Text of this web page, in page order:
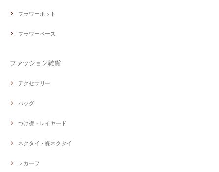
フラワーポット
フラワーベース
ファッション雑貨
アクセサリー
バッグ
つけ襟・レイヤード
ネクタイ・蝶ネクタイ
スカーフ